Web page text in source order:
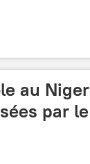
au
par